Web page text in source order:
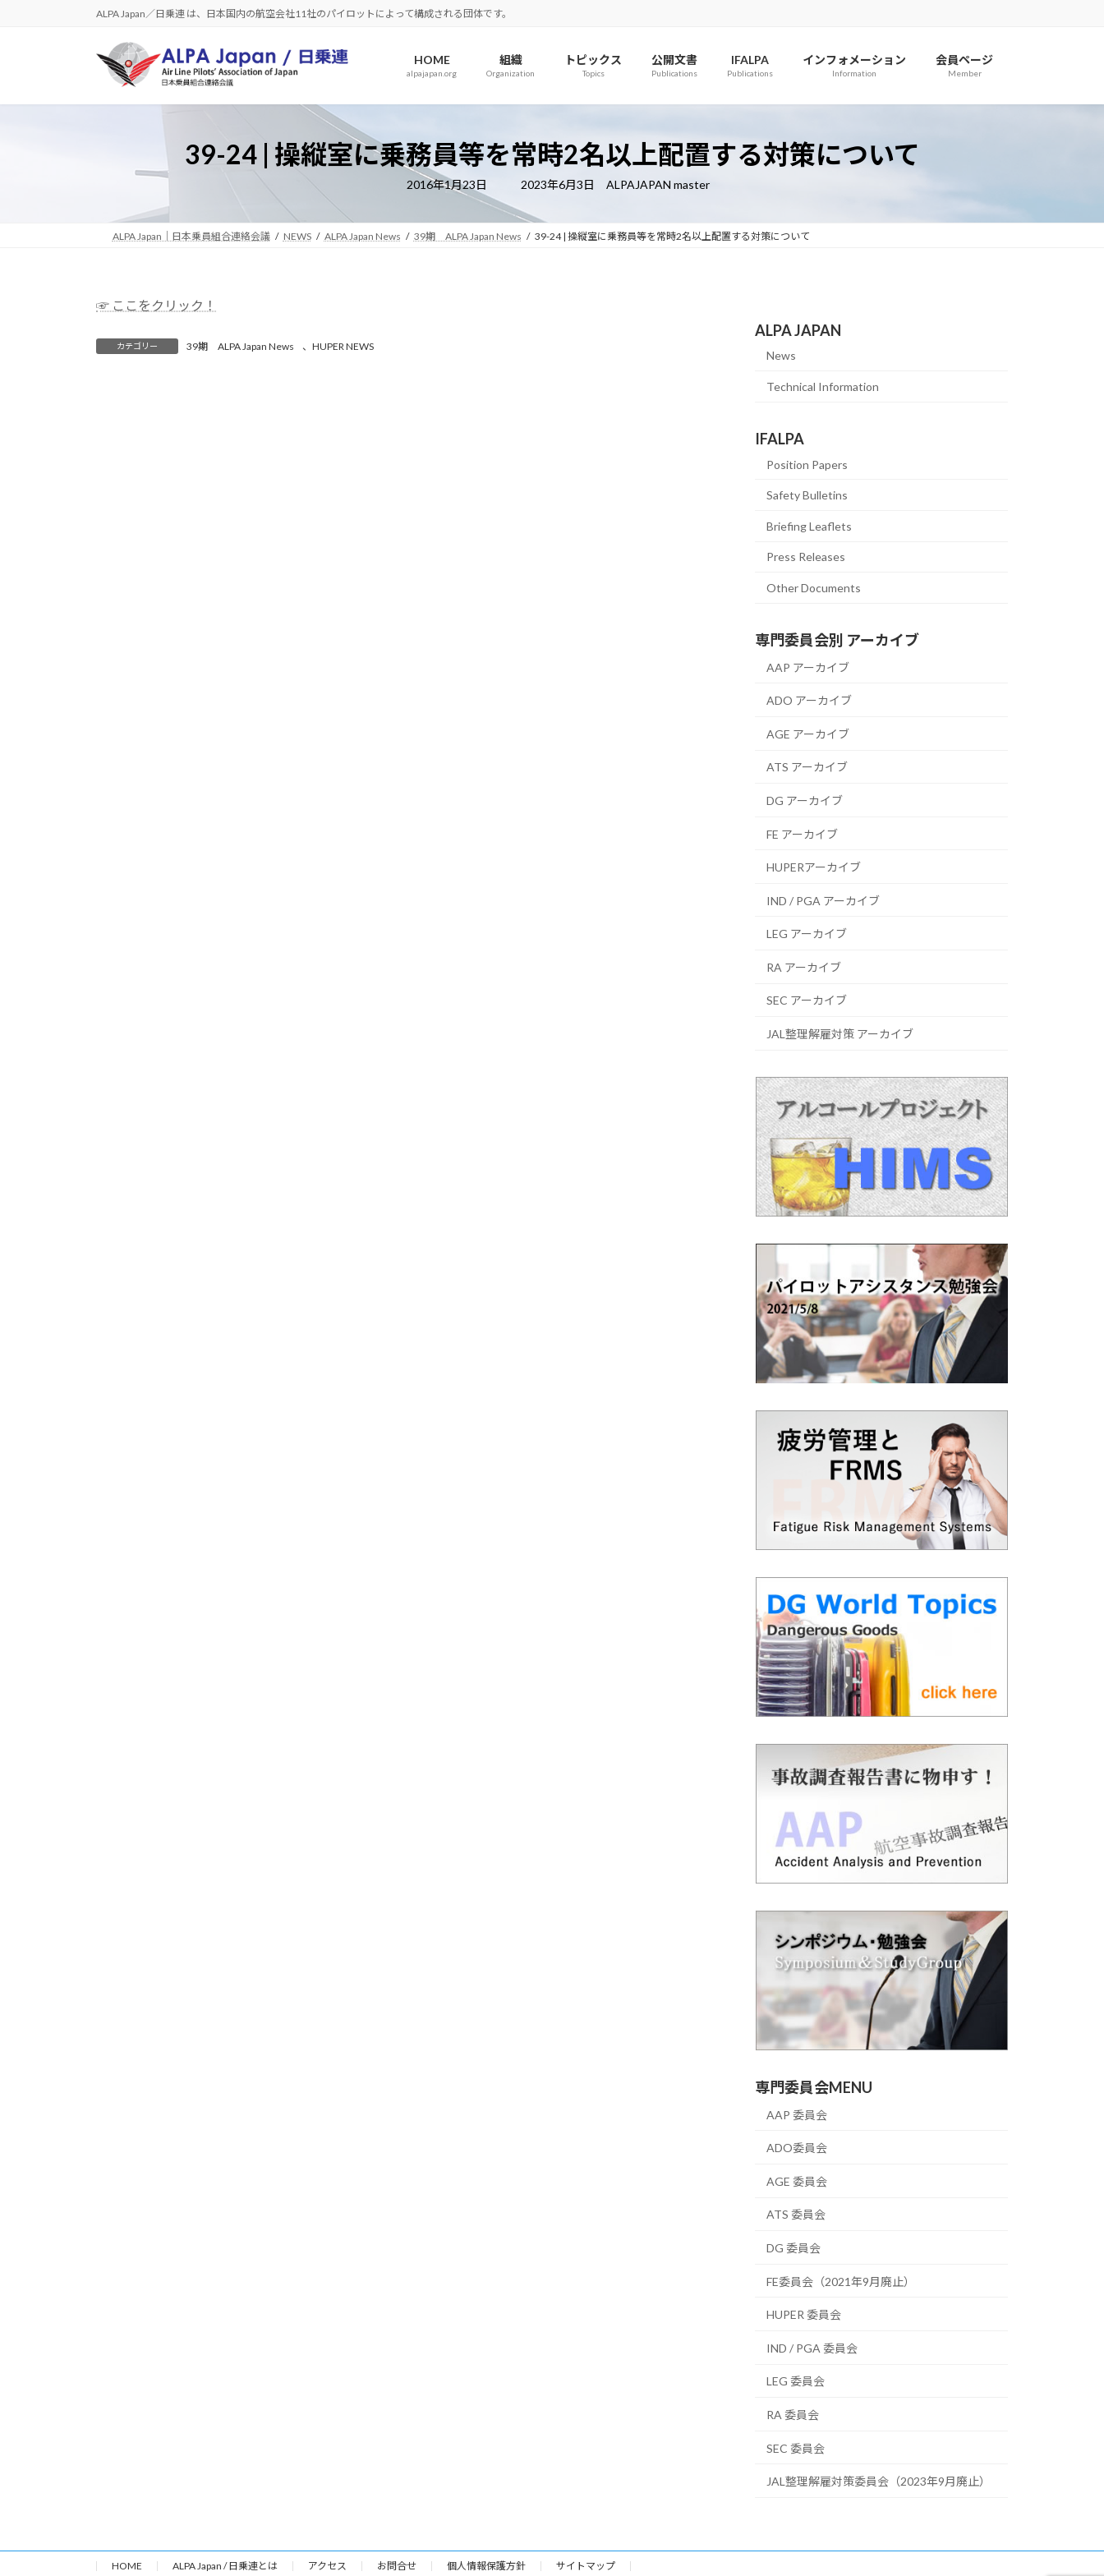
へ
ョ
ALPA Japan／日乗連 は、日本国内の航空会社11社のパイロットによって構成される団体です。
HOME
alpajapan.org
組織
Organization
トピックス
Topics
公開文書
Publications
IFALPA
Publications
インフォメーション
Information
会員ページ
Member
39-24 | 操縦室に乗務員等を常時2名以上配置する対策について
2016年1月23日
最
新
日
時
2023年6月3日 ALPAJAPAN master
ALPA Japan｜日本乗員組合連絡会議 NEWS ALPA Japan News 39期 ALPA Japan News 39-24 | 操縦室に乗務員等を常時2名以上配置する対策について
☞ ここをクリック！
カテゴリー 39期 ALPA Japan News 、 HUPER NEWS
ALPA JAPAN
News
Technical Information
IFALPA
Position Papers
Safety Bulletins
Briefing Leaflets
Press Releases
Other Documents
専門委員会別 アーカイブ
AAP アーカイブ
ADO アーカイブ
AGE アーカイブ
ATS アーカイブ
DG アーカイブ
FE アーカイブ
HUPERアーカイブ
IND / PGA アーカイブ
LEG アーカイブ
RA アーカイブ
SEC アーカイブ
JAL整理解雇対策 アーカイブ
専門委員会MENU
AAP 委員会
ADO委員会
AGE 委員会
ATS 委員会
DG 委員会
FE委員会（2021年9月廃止）
HUPER 委員会
IND / PGA 委員会
LEG 委員会
RA 委員会
SEC 委員会
JAL整理解雇対策委員会（2023年9月廃止）
HOME ALPA Japan / 日乗連とは アクセス お問合せ 個人情報保護方針 サイトマップ